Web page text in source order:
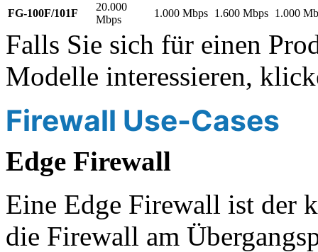
FG-100F/101F
20.000
Mbps
1.000 Mbps 1.600 Mbps 1.000
Falls Sie sich für einen
Modelle interessieren,
Firewall Use-Cases
Edge Firewall
Eine Edge Firewall ist der
die Firewall am